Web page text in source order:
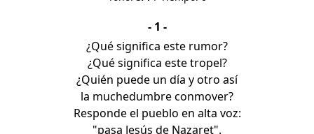
- 1 -
¿Qué significa este rumor?
¿Qué significa este tropel?
¿Quién puede un día y otro así
la muchedumbre conmover?
Responde el pueblo en alta voz:
"pasa Jesús de Nazaret".